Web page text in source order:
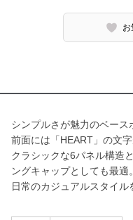
お
シンプルさが魅力のベース
前面には「HEART」の文
クラシックな6パネル構造
ングキャップとしても最適。
日常のカジュアルスタイル